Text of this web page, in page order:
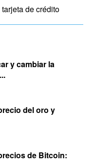
de crédito
y cambiar la
del oro y
de Bitcoin: